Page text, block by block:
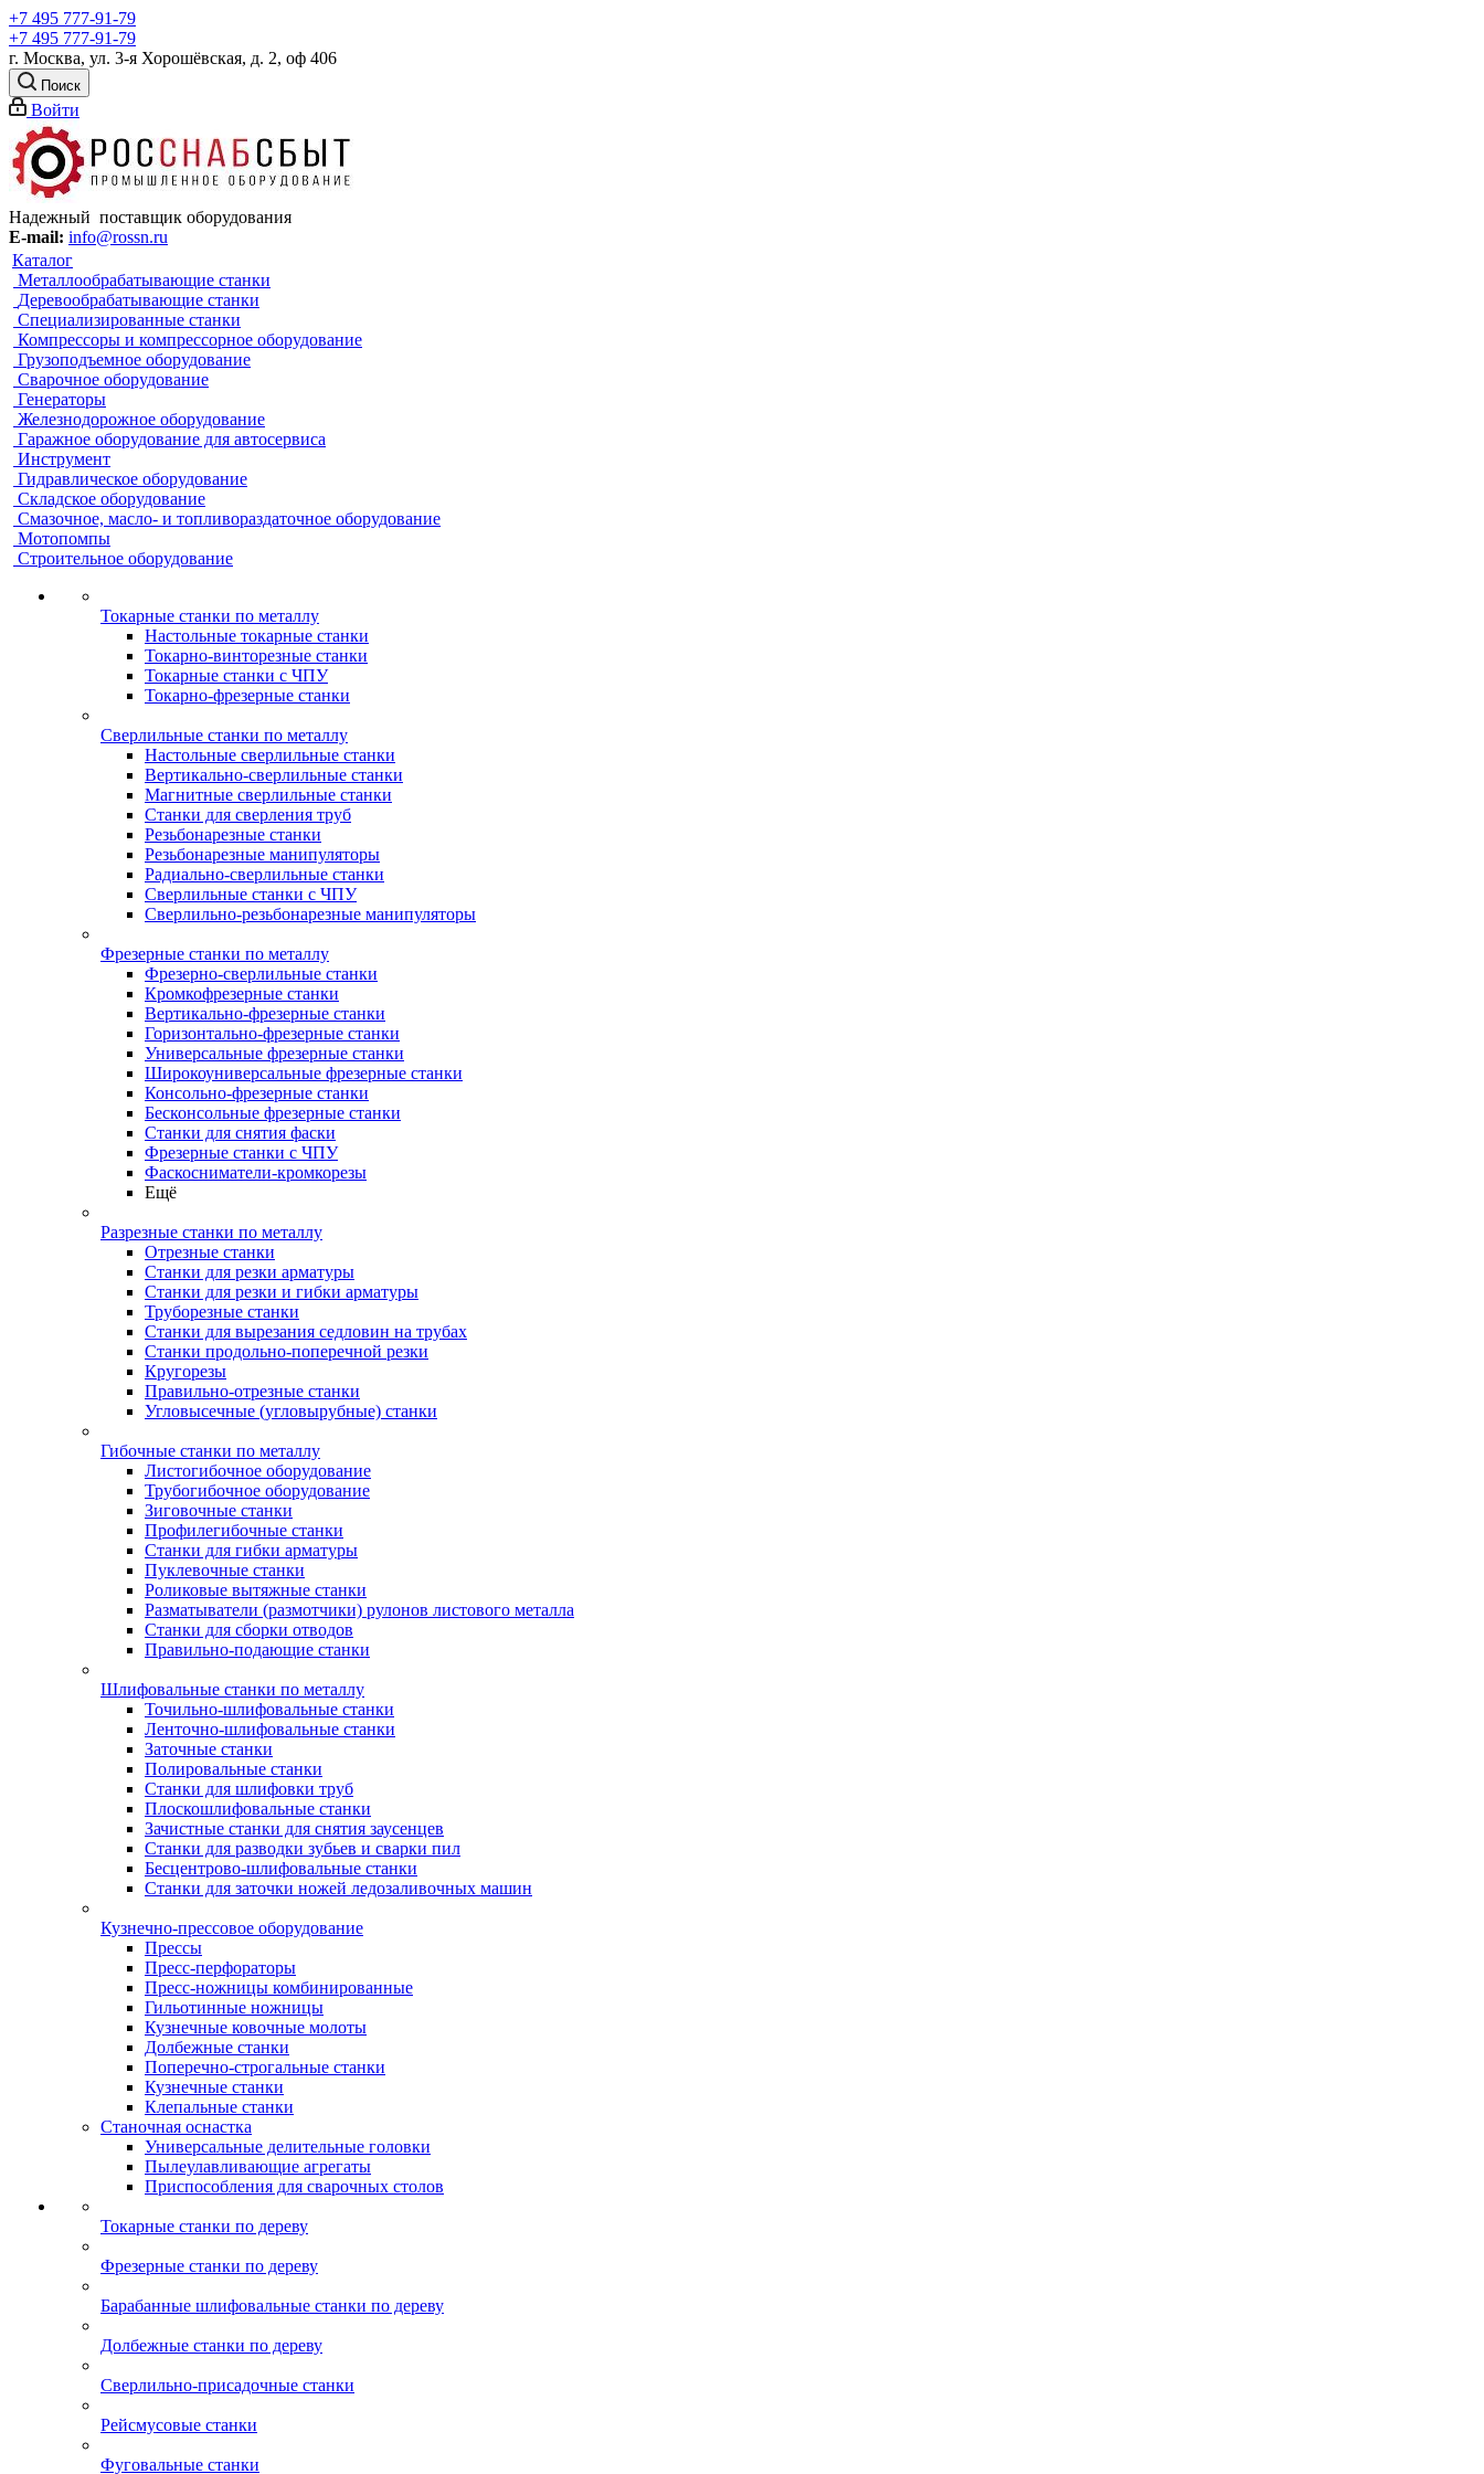
+7 495 777-91-79
+7 495 777-91-79
г. Москва, ул. 3-я Хорошёвская, д. 2, оф 406
Поиск
Войти
Надежный поставщик оборудования
E-mail: info@rossn.ru
Каталог
Металлообрабатывающие станки
Деревообрабатывающие станки
Специализированные станки
Компрессоры и компрессорное оборудование
Грузоподъемное оборудование
Сварочное оборудование
Генераторы
Железнодорожное оборудование
Гаражное оборудование для автосервиса
Инструмент
Гидравлическое оборудование
Складское оборудование
Смазочное, масло- и топливораздаточное оборудование
Мотопомпы
Строительное оборудование
Токарные станки по металлу
Настольные токарные станки
Токарно-винторезные станки
Токарные станки с ЧПУ
Токарно-фрезерные станки
Сверлильные станки по металлу
Настольные сверлильные станки
Вертикально-сверлильные станки
Магнитные сверлильные станки
Станки для сверления труб
Резьбонарезные станки
Резьбонарезные манипуляторы
Радиально-сверлильные станки
Сверлильные станки с ЧПУ
Сверлильно-резьбонарезные манипуляторы
Фрезерные станки по металлу
Фрезерно-сверлильные станки
Кромкофрезерные станки
Вертикально-фрезерные станки
Горизонтально-фрезерные станки
Универсальные фрезерные станки
Широкоуниверсальные фрезерные станки
Консольно-фрезерные станки
Бесконсольные фрезерные станки
Станки для снятия фаски
Фрезерные станки с ЧПУ
Фаскосниматели-кромкорезы
Ещё
Разрезные станки по металлу
Отрезные станки
Станки для резки арматуры
Станки для резки и гибки арматуры
Труборезные станки
Станки для вырезания седловин на трубаx
Станки продольно-поперечной резки
Кругорезы
Правильно-отрезные станки
Угловысечные (угловырубные) станки
Гибочные станки по металлу
Листогибочное оборудование
Трубогибочное оборудование
Зиговочные станки
Профилегибочные станки
Станки для гибки арматуры
Пуклевочные станки
Роликовые вытяжные станки
Разматыватели (размотчики) рулонов листового металла
Станки для сборки отводов
Правильно-подающие станки
Шлифовальные станки по металлу
Точильно-шлифовальные станки
Ленточно-шлифовальные станки
Заточные станки
Полировальные станки
Станки для шлифовки труб
Плоскошлифовальные станки
Зачистные станки для снятия заусенцев
Станки для разводки зубьев и сварки пил
Бесцентрово-шлифовальные станки
Станки для заточки ножей ледозаливочных машин
Кузнечно-прессовое оборудование
Прессы
Пресс-перфораторы
Пресс-ножницы комбинированные
Гильотинные ножницы
Кузнечные ковочные молоты
Долбежные станки
Поперечно-строгальные станки
Кузнечные станки
Клепальные станки
Станочная оснастка
Универсальные делительные головки
Пылеулавливающие агрегаты
Приспособления для сварочных столов
Токарные станки по дереву
Фрезерные станки по дереву
Барабанные шлифовальные станки по дереву
Долбежные станки по дереву
Сверлильно-присадочные станки
Рейсмусовые станки
Фуговальные станки